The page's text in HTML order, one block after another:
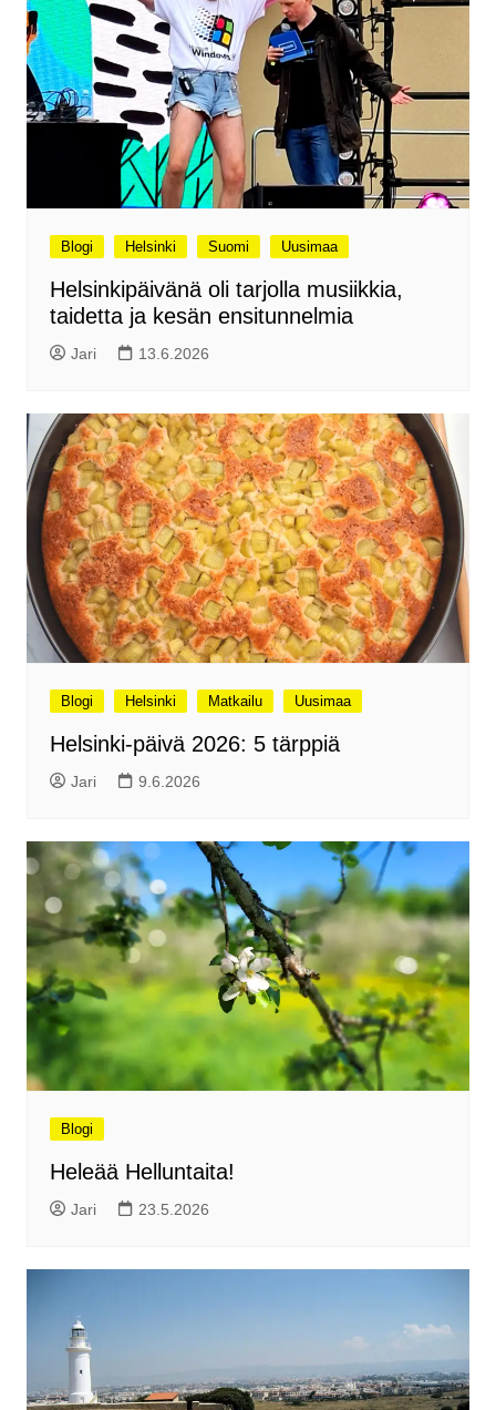
Blogi Helsinki Suomi Uusimaa
Helsinkipäivänä oli tarjolla musiikkia,
taidetta ja kesän ensitunnelmia
Jari 13.6.2026
Blogi Helsinki Matkailu Uusimaa
Helsinki-päivä 2026: 5 tärppiä
Jari 9.6.2026
Blogi
Heleää Helluntaita!
Jari 23.5.2026